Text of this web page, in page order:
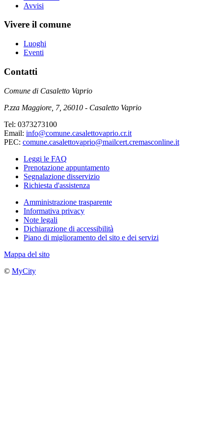
Avvisi
Vivere il comune
Luoghi
Eventi
Contatti
Comune di Casaletto Vaprio
P.zza Maggiore, 7, 26010 - Casaletto Vaprio
Tel: 0373273100
Email: info@comune.casalettovaprio.cr.it
PEC: comune.casalettovaprio@mailcert.cremasconline.it
Leggi le FAQ
Prenotazione appuntamento
Segnalazione disservizio
Richiesta d'assistenza
Amministrazione trasparente
Informativa privacy
Note legali
Dichiarazione di accessibilità
Piano di miglioramento del sito e dei servizi
Mappa del sito
© MyCity